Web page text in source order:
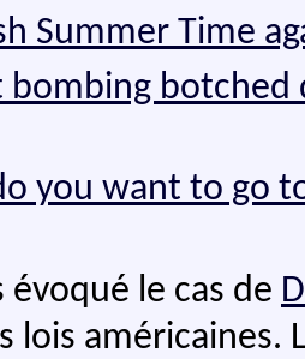
Summer Time
bombing botched
you want to go
évoqué le cas de
lois américaines.